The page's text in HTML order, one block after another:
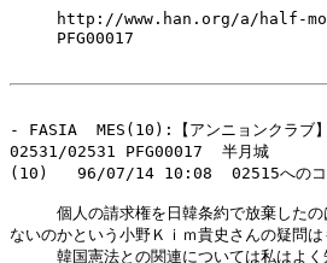
http://www.han.org/a/half-
PFG00017　　　　　　　　　　　　
- FASIA  MES(10):【アンニョンクラ
02531/02531 PFG00017  半月城      「
(10)   96/07/14 10:08  02515へのコ
個人の請求権を日韓条約で放棄したの
ないのかという小野Ｋｉｍ貴史さんの疑問は
韓国憲法との関連については私はよく